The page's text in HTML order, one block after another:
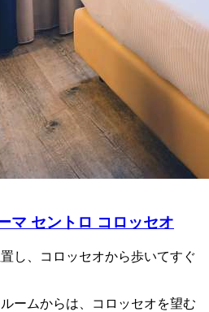
マ セントロ コロッセオ
し、コロッセオから歩いてすぐ
ームからは、コロッセオを望む